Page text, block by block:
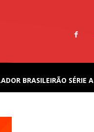
BRASILEIRÃO SÉRIE A